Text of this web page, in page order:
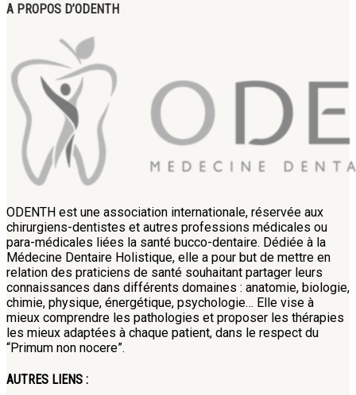
A PROPOS D’ODENTH
ODENTH est une association internationale, réservée aux
chirurgiens-dentistes et autres professions médicales ou
para-médicales liées la santé bucco-dentaire. Dédiée à la
Médecine Dentaire Holistique, elle a pour but de mettre en
relation des praticiens de santé souhaitant partager leurs
connaissances dans différents domaines : anatomie, biologie,
chimie, physique, énergétique, psychologie… Elle vise à
mieux comprendre les pathologies et proposer les thérapies
les mieux adaptées à chaque patient, dans le respect du
“Primum non nocere”.
AUTRES LIENS :